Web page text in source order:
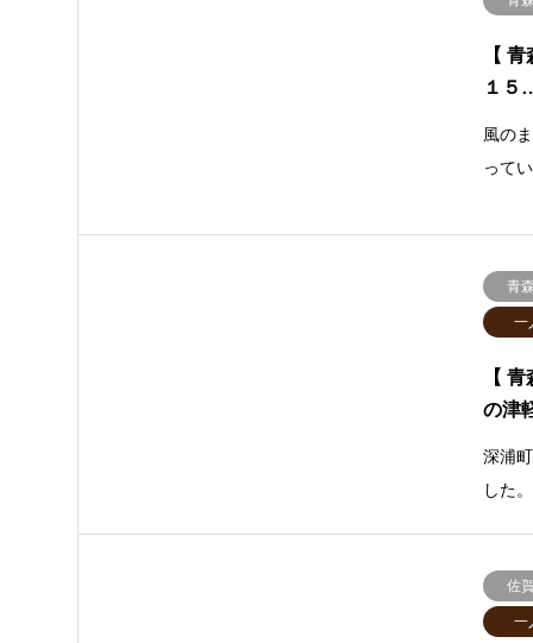
【
１５
風の
って
青
一
【
の津
深浦
した
佐
一